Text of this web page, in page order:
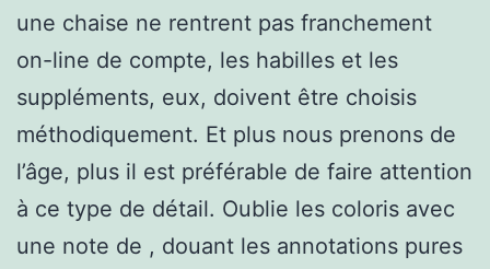
une chaise ne rentrent pas franchement
on-line de compte, les habilles et les
suppléments, eux, doivent être choisis
méthodiquement. Et plus nous prenons de
l’âge, plus il est préférable de faire attention
à ce type de détail. Oublie les coloris avec
une note de , douant les annotations pures